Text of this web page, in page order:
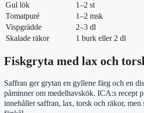
Gul lök
1–2 st
Tomatpuré
1–2 msk
Vispgrädde
2–3 dl
Skalade räkor
1 burk eller 2 dl
Fiskgryta med lax och
Saffran ger grytan en gyllene färg och en
påminner om medelhavskök. ICA:s recept
innehåller saffran, lax, torsk och räkor, men